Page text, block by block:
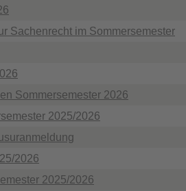
Sachenrecht im Sommersemester
Sommersemester 2026
2025/2026
2026
2025/2026